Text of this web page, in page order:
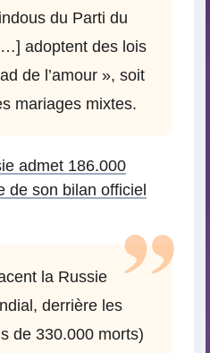
du Parti du
adoptent des lois
de l’amour », soit
mariages mixtes.
admet 186.000
de son bilan officiel
la Russie
derrière les
de 330.000 morts)